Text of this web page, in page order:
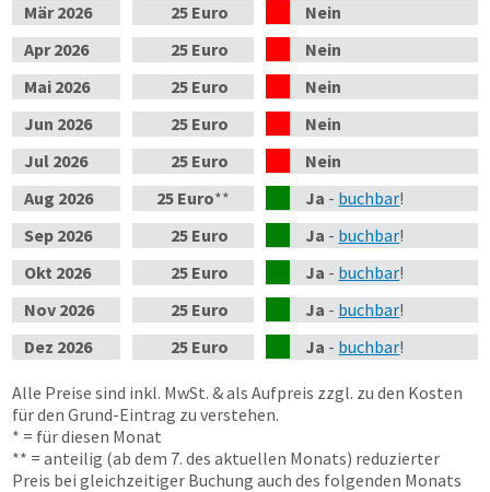
Mär2026 25 Euro
Nein
Apr2026 25 Euro
Nein
Mai 2026 25 Euro
Nein
Jun 2026 25 Euro
Nein
Jul 2026 25 Euro
Nein
Aug 2026 25 Euro** Ja - buchbar!
Sep 2026 25 Euro Ja - buchbar!
Okt 2026 25 Euro Ja - buchbar!
Nov 2026 25 Euro Ja - buchbar!
Dez 2026 25 Euro Ja - buchbar!
Alle Preise sind inkl. MwSt. & als Aufpreis zzgl. zu den Kosten
für den Grund-Eintrag zu verstehen.
* = für diesen Monat
** = anteilig (ab dem 7. des aktuellen Monats) reduzierter
Preis bei gleichzeitiger Buchung auch des folgenden Monats